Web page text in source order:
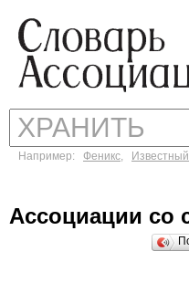
Например: Феникс, Известный
Ассоциации со